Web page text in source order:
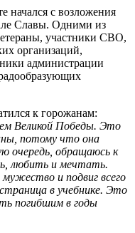
начался с возложения
Славы. Одними из
участники СВО,
организаций,
администрации
к горожанам:
Великой Победы. Это
потому что она
очередь, обращаюсь к
любить и мечтать.
и подвиг всего
в учебнике. Это
погибшим в годы